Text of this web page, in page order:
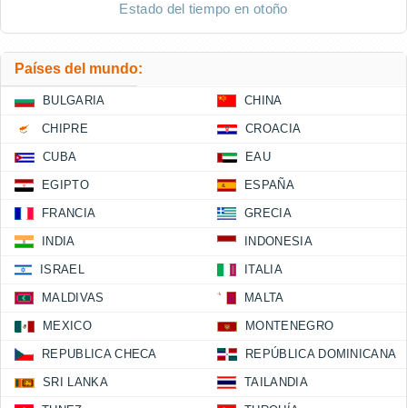
Estado del tiempo en otoño
Países del mundo:
BULGARIA CHINA
CHIPRE CROACIA
CUBA EAU
EGIPTO ESPAÑA
FRANCIA GRECIA
INDIA INDONESIA
ISRAEL ITALIA
MALDIVAS MALTA
MEXICO MONTENEGRO
REPUBLICA CHECA REPÚBLICA DOMINICANA
SRI LANKA TAILANDIA